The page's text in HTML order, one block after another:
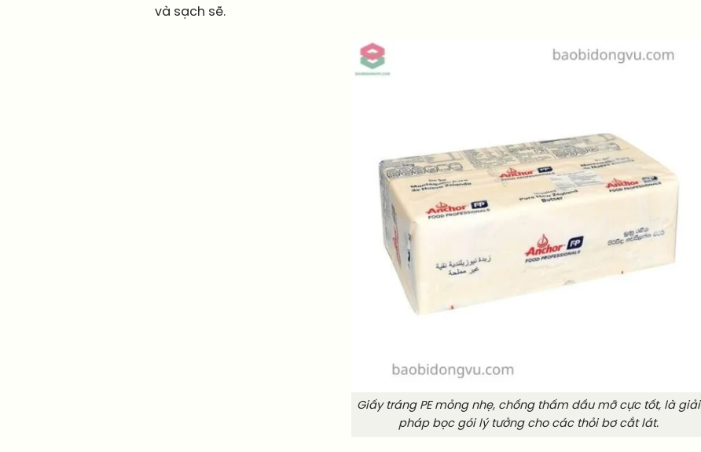
và sạch sẽ.
Giấy tráng PE mỏng nhẹ, chống thấm dầu mỡ cực tốt, là giải
pháp bọc gói lý tưởng cho các thỏi bơ cắt lát.